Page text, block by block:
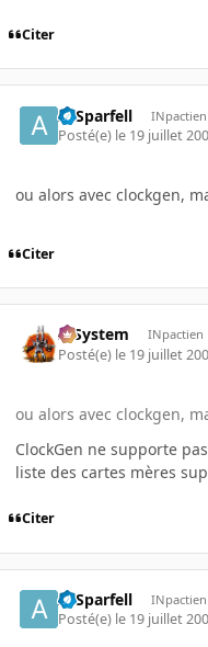
Citer
ArSparfell INpactien
Posté(e) le 19 juillet
ou alors avec clockgen,
Citer
X-System INpactien
Posté(e) le 19 juillet
ou alors avec clockgen,
ClockGen ne supporte
liste des cartes mères
Citer
ArSparfell INpactien
Posté(e) le 19 juillet